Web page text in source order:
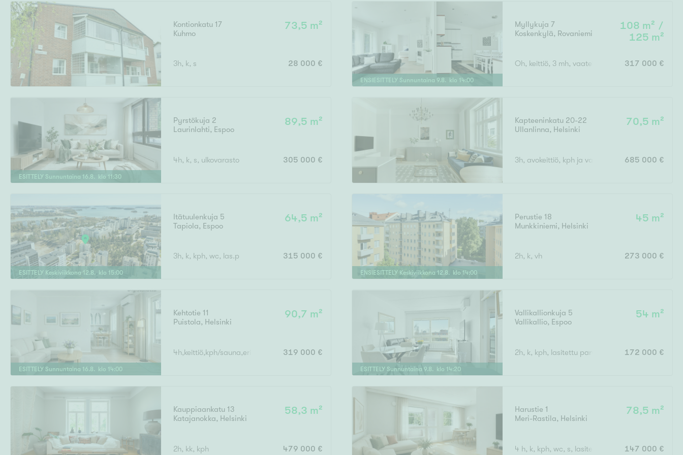
Uudiskohteet
Arvokohteet
Hyvä
Ominaisuudet
Hissi
Kontionkatu 17
Kuhmo
73,5 m²
3h, k, s 28 000 €
ENSIESITTELY Sunnuntaina 9.8 . klo 14:00
Myllykuja 7
Koskenkylä, Rovaniemi
108 m² /
125 m²
Oh, keittiö, 3 mh, vaatehuone, kodinhoitohuone,
317 000 €
ESITTELY Sunnuntaina 16.8. klo 11 :30
Pyrstökuja 2
Laurinlahti, Espoo
89,5 m²
4h, k, s, ulkovarasto 305 000 €
Kapteeninkatu 20-22
Ullanlinna, Helsinki
70,5 m²
3h, avokeittiö, kph ja vaatehuone 685 000 €
ESITTELY Keskiviikkona 12.8. klo 15:00
Itätuulenkuja 5
Tapiola, Espoo
64,5 m²
3h, k, kph, wc, las.p 315 000 €
ENSIESITTELY Keskiviikkona 12.8. klo 14:00
Perustie 18
Munkkiniemi, Helsinki
45 m²
2h, k, vh 273 000 €
ESITTELY Sunnuntaina 16. 8 . klo 14:00
Kehtotie 11
Puistola, Helsinki
90,7 m²
4h,keittiö,kph/sauna,erill.wc,päätypiha319 000 €
ESITTELY Sunnuntaina 9.8 . klo 14:20
Vallikallionkuja 5
Vallikallio, Espoo
54 m²
2h, k, kph, lasitettu parveke 172 000 €
Kauppiaankatu 13
Katajanokka, Helsinki
58,3 m²
2h, kk, kph 479 000 €
Harustie 1
Meri-Rastila, Helsinki
78,5 m²
4 h, k, kph, wc, s, lasitettu parveke147 000 €